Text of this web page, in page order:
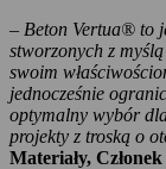
– Beton Vertua® to
stworzonych z
swoim
jednocześnie
optymalny wybór
projekty z troską o
Materiały,